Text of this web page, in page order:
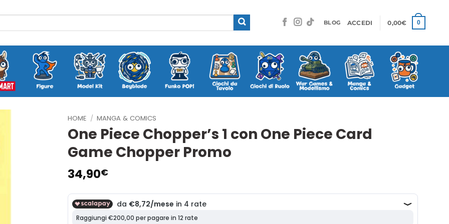
BLOG ACCEDI 0,00€ 0
HOME / MANGA & COMICS
One Piece Chopper’s 1 con One Piece Card
Game Chopper Promo
34,90€